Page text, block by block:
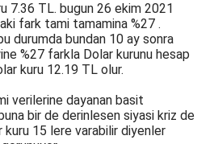
7.36 TL. bugun 26 ekim 2021
fark tami tamamina %27 .
durumda bundan 10 ay sonra
%27 farkla Dolar kurunu hesap
kuru 12.19 TL olur.
verilerine dayanan basit
bir de derinlesen siyasi kriz de
kuru 15 lere varabilir diyenler